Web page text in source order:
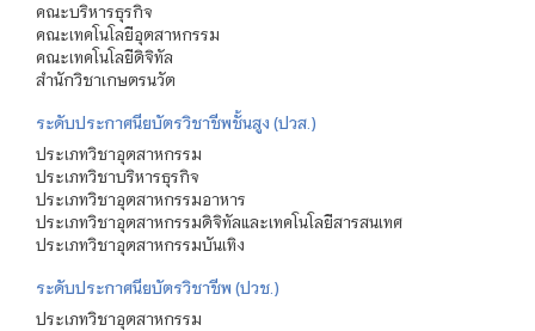
คณะบริหารธุรกิจ
คณะเทคโนโลยีอุตสาหกรรม
คณะเทคโนโลยีดิจิทัล
สำนักวิชาเกษตรนวัต
ระดับประกาศนียบัตรวิชาชีพชั้นสูง (ปวส.)
ประเภทวิชาอุตสาหกรรม
ประเภทวิชาบริหารธุรกิจ
ประเภทวิชาอุตสาหกรรมอาหาร
ประเภทวิชาอุตสาหกรรมดิจิทัลและเทคโนโลยีสารสนเทศ
ประเภทวิชาอุตสาหกรรมบันเทิง
ระดับประกาศนียบัตรวิชาชีพ (ปวช.)
ประเภทวิชาอุตสาหกรรม